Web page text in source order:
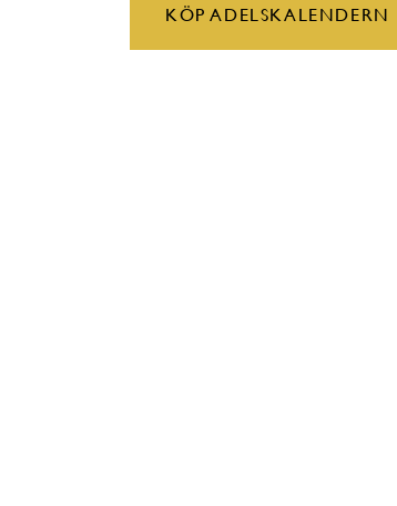
KÖP ADELSKALENDERN